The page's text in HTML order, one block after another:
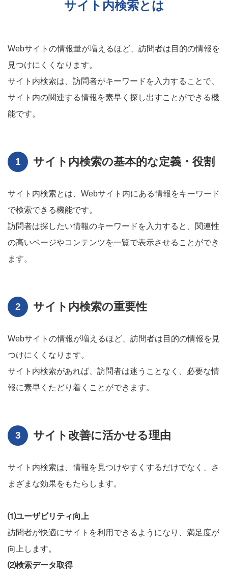
サイト内検索とは
Webサイトの情報量が増えるほど、訪問者は目的の情報を
見つけにくくなります。
サイト内検索は、訪問者がキーワードを入力することで、
サイト内の関連する情報を素早く探し出すことができる機
能です。
サイト内検索の基本的な定義・役割
サイト内検索とは、Webサイト内にある情報をキーワード
で検索できる機能です。
訪問者は探したい情報のキーワードを入力すると、関連性
の高いページやコンテンツを一覧で表示させることができ
ます。
サイト内検索の重要性
Webサイトの情報が増えるほど、訪問者は目的の情報を見
つけにくくなります。
サイト内検索があれば、訪問者は迷うことなく、必要な情
報に素早くたどり着くことができます。
サイト改善に活かせる理由
サイト内検索は、情報を見つけやすくするだけでなく、さ
まざまな効果をもたらします。
⑴ユーザビリティ向上
訪問者が快適にサイトを利用できるようになり、満足度が
向上します。
⑵検索データ取得